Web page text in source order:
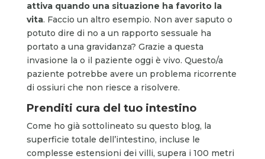
attiva quando una situazione ha favorito la
vita. Faccio un altro esempio. Non aver saputo o
potuto dire di no a un rapporto sessuale ha
portato a una gravidanza? Grazie a questa
invasione la o il paziente oggi è vivo. Questo/a
paziente potrebbe avere un problema ricorrente
di ossiuri che non riesce a risolvere.
Prenditi cura del tuo intestino
Come ho già sottolineato su questo blog, la
superficie totale dell’intestino, incluse le
complesse estensioni dei villi, supera i 100 metri